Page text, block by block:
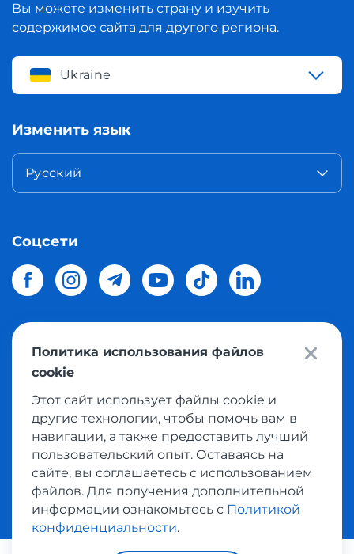
Вы можете изменить страну и изучить
содержимое сайта для другого региона.
Ukraine
Изменить язык
Русский
Соцсети
© 2026 Meest Shoppingдоставка покупок с интернет
магазинов мира в Украину.
Политика конфиденциальности
Публичная оферта
Условия пользования сервисом выкупа товаров
Политика использования файлов
cookie
Этот сайт использует файлы cookie и
другие технологии, чтобы помочь вам в
навигации, а также предоставить лучший
пользовательский опыт. Оставаясь на
сайте, вы соглашаетесь с использованием
файлов. Для получения дополнительной
информации ознакомьтесь с Политикой
конфиденциальности.